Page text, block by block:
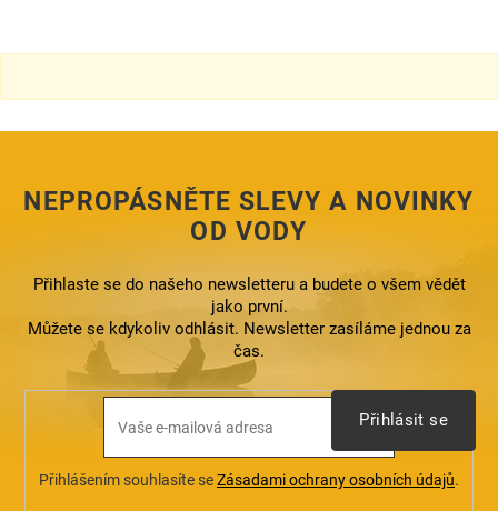
á
a
í
v
k
y
ý
p
i
s
u
NEPROPÁSNĚTE SLEVY A NOVINKY
OD VODY
Přihlaste se do našeho newsletteru a budete o všem vědět
jako první.
Můžete se kdykoliv odhlásit. Newsletter zasíláme jednou za
čas.
Přihlášením souhlasíte seZásadami ochrany osobních údajů.
Přihlásit se